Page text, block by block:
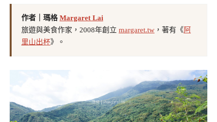
作者｜瑪格Margaret Lai
旅遊與美食作家，2008年創立 margaret.tw ，著有《阿
里山出杯》。